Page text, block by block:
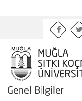
Genel Bilgiler